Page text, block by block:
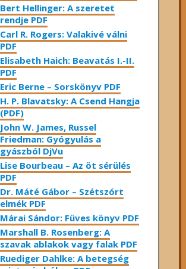
Bert Hellinger: A ​szeretet
rendje PDF
Carl R. Rogers: Valakivé válni
PDF
Elisabeth Haich: Beavatás I.-II.
PDF
Eric Berne – Sorskönyv PDF
H. P. Blavatsky: A Csend Hangja
(PDF)
John W. James, Russel
Friedman: Gyógyulás a
gyászból DjVu
Lise Bourbeau – Az öt sérülés
PDF
Dr. Máté Gábor – Szétszórt
elmék PDF
Márai Sándor: Füves könyv PDF
Marshall B. Rosenberg: A
szavak ablakok vagy falak PDF
Ruediger Dahlke: A betegség